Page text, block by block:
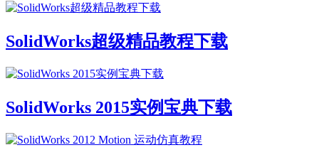
SolidWorks超级精品教程下载
SolidWorks 2015实例宝典下载